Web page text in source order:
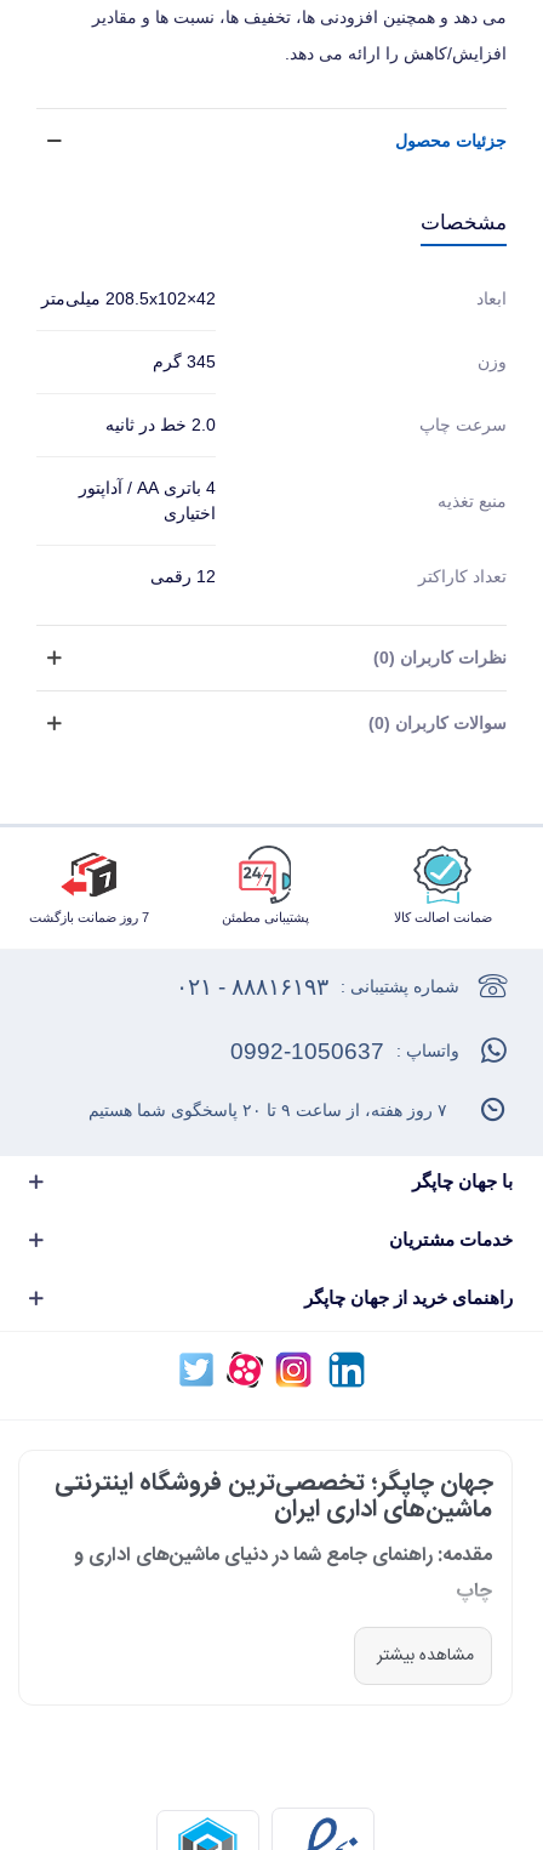
می دهد و همچنین افزودنی ها، تخفیف ها، نسبت ها و مقادیر
افزایش/کاهش را ارائه می دهد.
جزئیات محصول
مشخصات
ابعاد 208.5x102×42 میلی‌متر
وزن 345 گرم
سرعت چاپ 2.0 خط در ثانیه
منبع تغذیه
4 باتری AA / آداپتور
اختیاری
تعداد کاراکتر 12 رقمی
نظرات کاربران (0)
سوالات کاربران (0)
ضمانت اصالت کالا پشتیبانی مطمئن 7 روز ضمانت بازگشت
با جهان چاپگر
خدمات مشتریان
راهنمای خرید از جهان چاپگر
شماره پشتیبانی : ۸۸۸۱۶۱۹۳ - ۰۲۱
واتساپ : 0992-1050637
۷ روز هفته، از ساعت ۹ تا ۲۰ پاسخگوی شما هستیم
جهان چاپگر؛ تخصصی‌ترین فروشگاه اینترنتی
ماشین‌های اداری ایران
مقدمه: راهنمای جامع شما در دنیای ماشین‌های اداری و
چاپ
در دنیای پرشتاب امروز که کسب‌وکارها و سازمان‌ها برای افزایش بهره‌وری خود به
فناوری‌های نوین وابسته‌اند، دسترسی به ابزارهای کارآمد و قابل اعتماد یک
ما، ارائه راهکارهای جامع، از مشاوره پیش از خرید تا پشتیبانی پس از فروش،
مشاهده بیشتر